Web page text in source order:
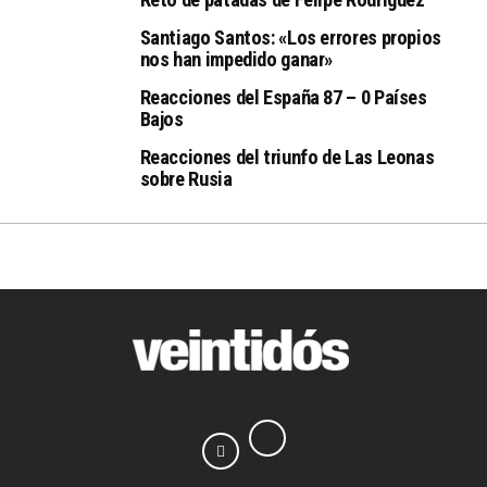
Santiago Santos: «Los errores propios
nos han impedido ganar»
Reacciones del España 87 – 0 Países
Bajos
Reacciones del triunfo de Las Leonas
sobre Rusia